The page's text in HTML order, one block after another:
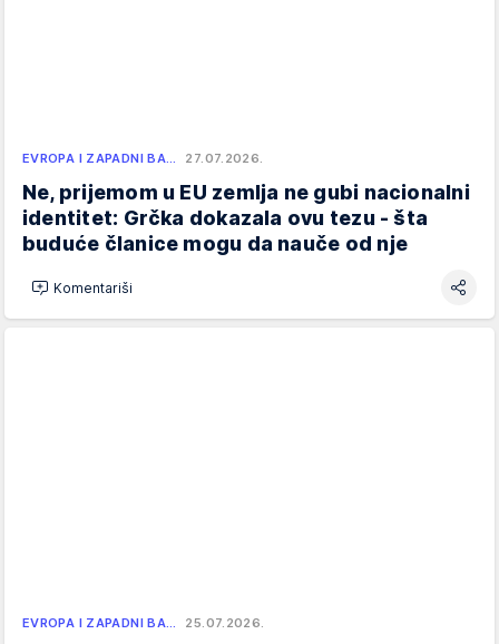
EVROPA I ZAPADNI BA… 27.07.2026.
Ne, prijemom u EU zemlja ne gubi nacionalni
identitet: Grčka dokazala ovu tezu - šta
buduće članice mogu da nauče od nje
Komentariši
EVROPA I ZAPADNI BA… 25.07.2026.